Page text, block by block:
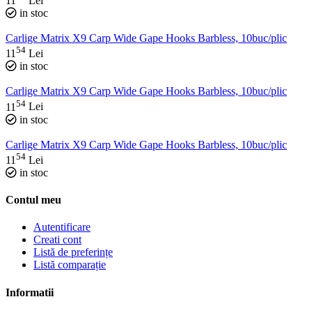
in stoc
Carlige Matrix X9 Carp Wide Gape Hooks Barbless, 10buc/plic
11 54 Lei
in stoc
Carlige Matrix X9 Carp Wide Gape Hooks Barbless, 10buc/plic
11 54 Lei
in stoc
Carlige Matrix X9 Carp Wide Gape Hooks Barbless, 10buc/plic
11 54 Lei
in stoc
Contul meu
Autentificare
Creati cont
Listă de preferințe
Listă comparație
Informatii